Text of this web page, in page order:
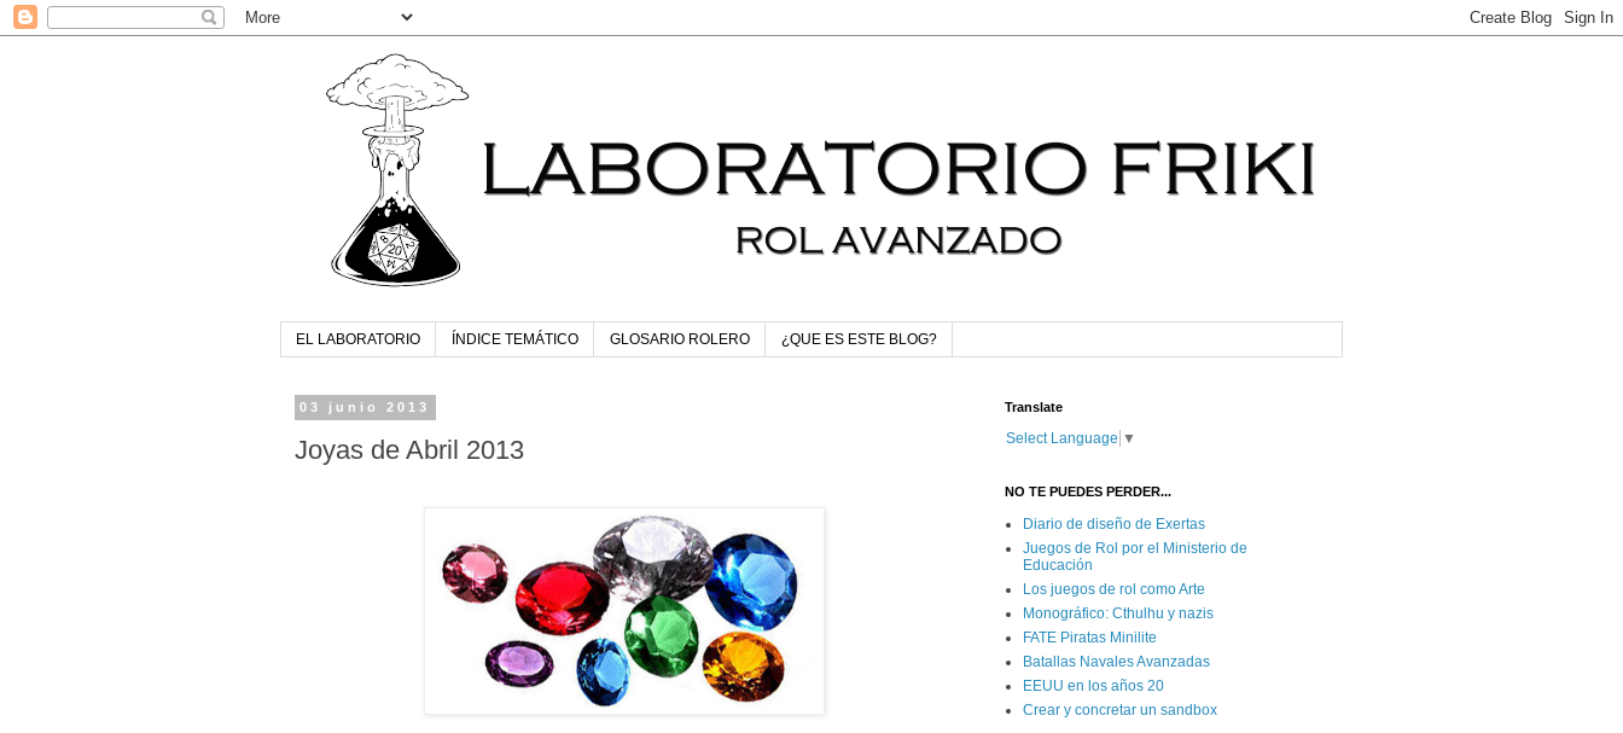
EL LABORATORIO ÍNDICE TEMÁTICO GLOSARIO ROLERO ¿QUE ES ESTE BLOG?
03 junio 2013
Joyas de Abril 2013
Translate
Select Language ▼
NO TE PUEDES PERDER...
Diario de diseño de Exertas
Juegos de Rol por el Ministerio de
Educación
Los juegos de rol como Arte
Monográfico: Cthulhu y nazis
FATE Piratas Minilite
Batallas Navales Avanzadas
EEUU en los años 20
Crear y concretar un sandbox